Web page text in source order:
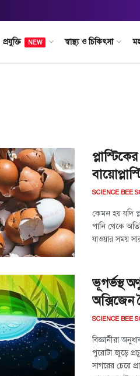
প্রযুক্তি NEW স্বাস্থ্য ও চিকিৎসা
SCIENCE BEE
কেমন হয় যদি
পানি থেকে
যাওয়ার সময়
ভূগর্ভস্থ
অক্সিজেন
SCIENCE BEE
বিজ্ঞানীরা
পুরোটা জুড়ে
সাগরের চেয়ে